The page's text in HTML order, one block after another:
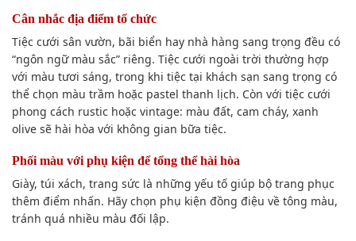
Cân nhắc địa điểm tổ chức
Tiệc cưới sân vườn, bãi biển hay nhà hàng sang trọng đều có
“ngôn ngữ màu sắc” riêng. Tiệc cưới ngoài trời thường hợp
với màu tươi sáng, trong khi tiệc tại khách sạn sang trọng có
thể chọn màu trầm hoặc pastel thanh lịch. Còn với tiệc cưới
phong cách rustic hoặc vintage: màu đất, cam cháy, xanh
olive sẽ hài hòa với không gian bữa tiệc.
Phối màu với phụ kiện để tổng thể hài hòa
Giày, túi xách, trang sức là những yếu tố giúp bộ trang phục
thêm điểm nhấn. Hãy chọn phụ kiện đồng điệu về tông màu,
tránh quá nhiều màu đối lập.